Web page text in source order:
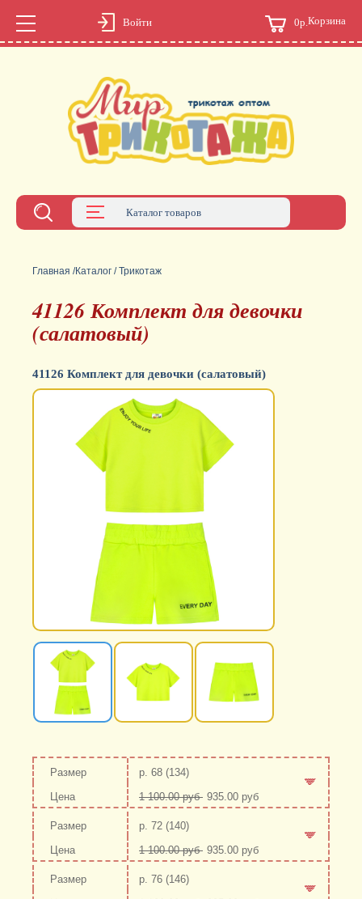
Войти Корзина
0р.
Каталог товаров
Главная /Каталог /Трикотаж
41126 Комплект для девочки
(салатовый)
41126 Комплект для девочки (салатовый)
р. 68 (134)
1 100.00 руб 935.00 руб
-р. 72 (140)
1 100.00 руб 935.00 руб
-р. 76 (146)